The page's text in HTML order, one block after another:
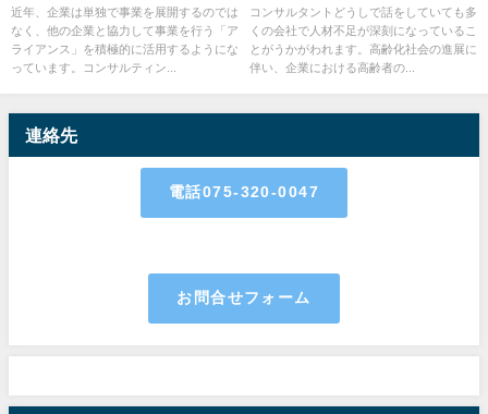
デメリット
近年、企業は単独で事業を展開するのでは
なく、他の企業と協力して事業を行う「ア
ライアンス」を積極的に活用するようにな
っています。コンサルティン...
コンサルタントどうしで話をしていても多
くの会社で人材不足が深刻になっているこ
とがうかがわれます。高齢化社会の進展に
伴い、企業における高齢者の...
連絡先
電話075-320-0047
お問合せフォーム